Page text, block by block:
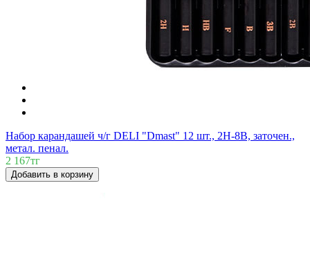
Набор карандашей ч/г DELI "Dmast" 12 шт., 2H-8B, заточен.,
метал. пенал.
2 167тг
Добавить в корзину